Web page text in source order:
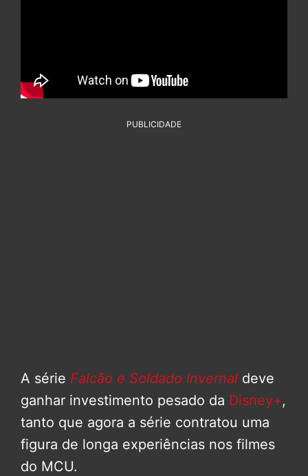
PUBLICIDADE
A série Falcão e Soldado Invernal deve
ganhar investimento pesado da Disney+,
tanto que agora a série contratou uma
figura de longa experiências nos filmes
do MCU.